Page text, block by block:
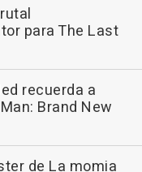
para The Last
recuerda a
Brand New
de La momia